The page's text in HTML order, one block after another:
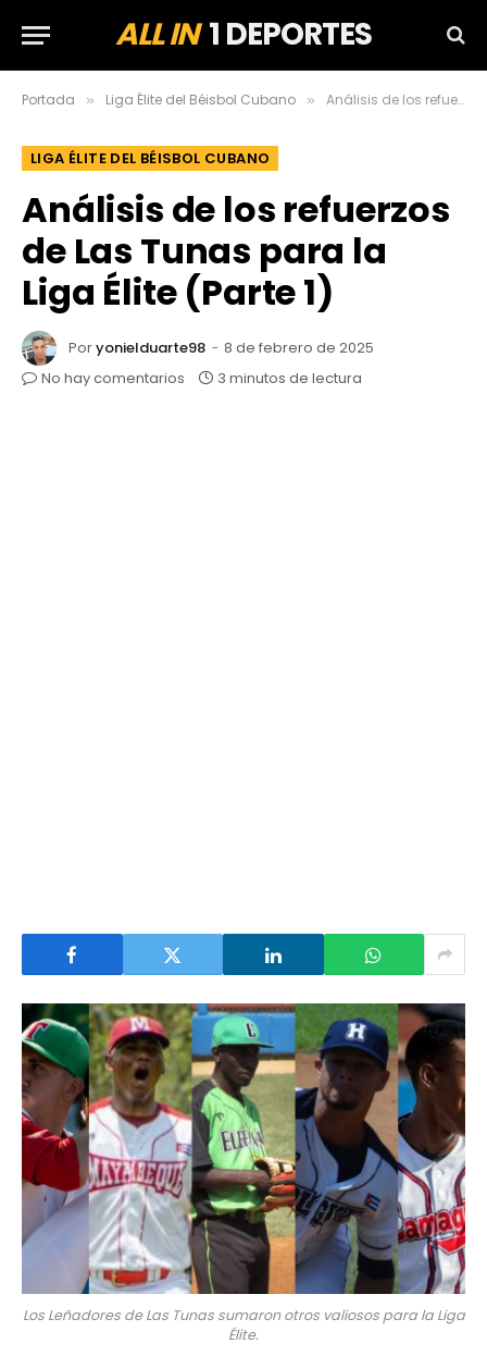
ALL IN1 DEPORTES
Portada » Liga Élite del Béisbol Cubano » Análisis de los refuerzos de Las Tunas para la Liga Élite (Parte 1)
LIGA ÉLITE DEL BÉISBOL CUBANO
Análisis de los refuerzos
de Las Tunas para la
Liga Élite (Parte 1)
Poryonielduarte98
8 de febrero de 2025
No hay comentarios
3 minutos de lectura
Los Leñadores de Las Tunas sumaron otros valiosos para la Liga
Élite.